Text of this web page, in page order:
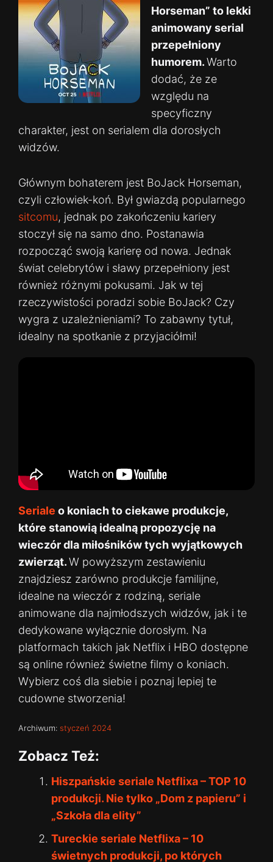
Horseman” to lekki
animowany serial
przepełniony
humorem.Warto
dodać, że ze
względu na
specyficzny
charakter, jest on serialem dla dorosłych
widzów.
Głównym bohaterem jest BoJack Horseman,
czyli człowiek-koń. Był gwiazdą popularnego
sitcomu, jednak po zakończeniu kariery
stoczył się na samo dno. Postanawia
rozpocząć swoją karierę od nowa. Jednak
świat celebrytów i sławy przepełniony jest
również różnymi pokusami. Jak w tej
rzeczywistości poradzi sobie BoJack? Czy
wygra z uzależnieniami? To zabawny tytuł,
idealny na spotkanie z przyjaciółmi!
Seriale o koniach to ciekawe produkcje,
które stanowią idealną propozycję na
wieczór dla miłośników tych wyjątkowych
zwierząt.W powyższym zestawieniu
znajdziesz zarówno produkcje familijne,
idealne na wieczór z rodziną, seriale
animowane dla najmłodszych widzów, jak i te
dedykowane wyłącznie dorosłym. Na
platformach takich jak Netflix i HBO dostępne
są online również świetne filmy o koniach.
Wybierz coś dla siebie i poznaj lepiej te
cudowne stworzenia!
Archiwum: styczeń 2024
Zobacz Też:
Hiszpańskie seriale Netflixa – TOP 10
produkcji. Nie tylko „Dom z papieru” i
„Szkoła dla elity”
Tureckie seriale Netflixa – 10
świetnych produkcji, po których